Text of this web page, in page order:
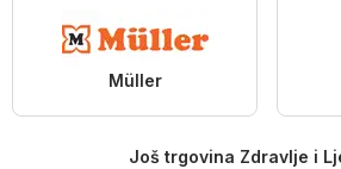
Müller
Još trgovina Zdravlje i